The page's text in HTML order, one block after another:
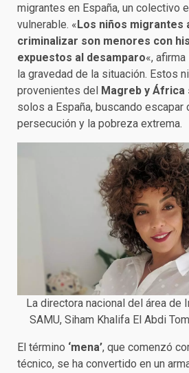
migrantes en España, un colectivo
vulnerable. «Los niños migrantes
criminalizar son menores con
expuestos al desamparo«,
la gravedad de la situación. Estos
provenientes del Magreb y África
solos a España, buscando escapar
persecución y la pobreza extrema.
La directora nacional del área de
SAMU, Siham Khalifa El Abdi
El término ‘mena’, que comenzó
técnico, se ha convertido en un